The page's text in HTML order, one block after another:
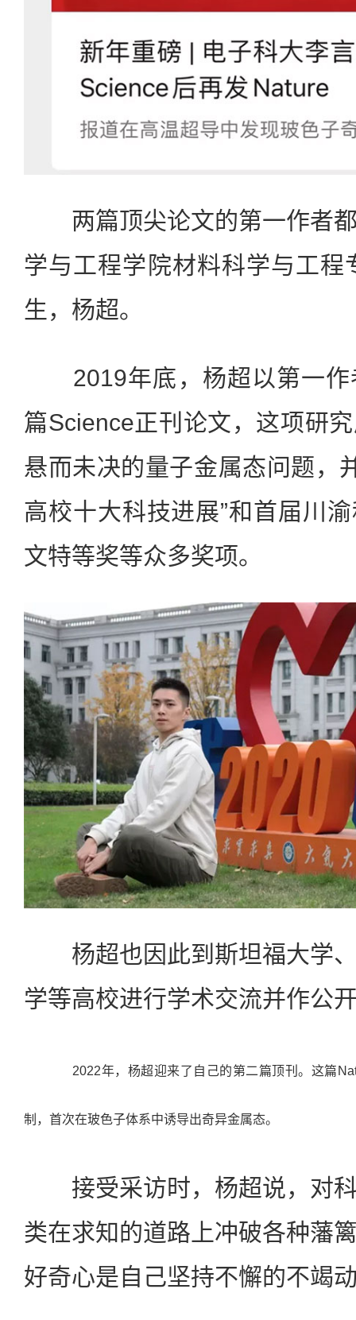
两篇顶尖论文的第一作者
学与工程学院材料科学与工程
生，杨超。
2019年底，杨超以第一作
篇Science正刊论文，这项研
悬而未决的量子金属态问题，
高校十大科技进展”和首届川
文特等奖等众多奖项。
杨超也因此到斯坦福大学、
学等高校进行学术交流并作公
2022年，杨超迎来了自己的第二篇顶刊。这篇
制，首次在玻色子体系中诱导出奇异金属态。
接受采访时，杨超说，对科
类在求知的道路上冲破各种藩
好奇心是自己坚持不懈的不竭